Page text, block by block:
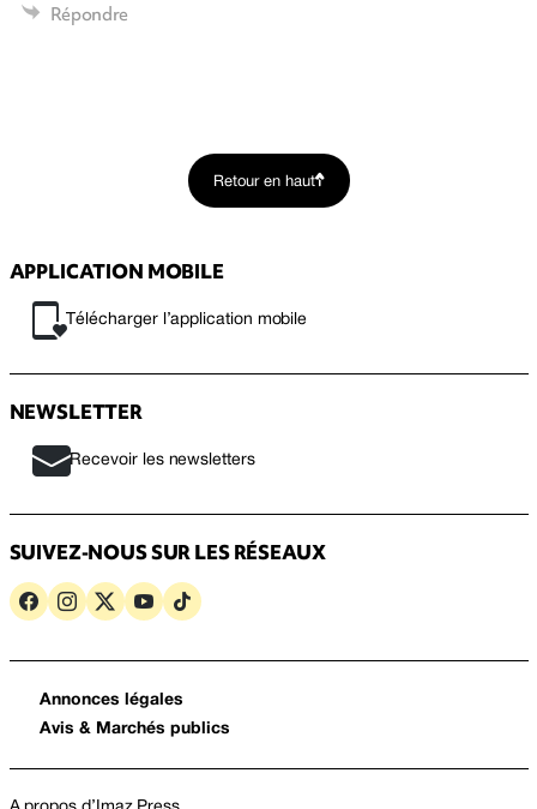
Répondre
Retour en haut
APPLICATION MOBILE
Télécharger l’application mobile
NEWSLETTER
Recevoir les newsletters
SUIVEZ-NOUS SUR LES RÉSEAUX
Annonces légales
Avis & Marchés publics